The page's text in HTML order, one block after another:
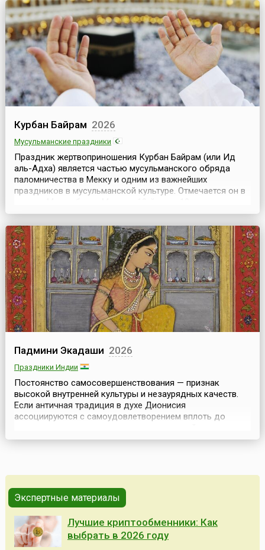
года.Впервые свой профессиональный праздник в 2009
году отмети...
Курбан Байрам 2026
Мусульманские праздники
Праздник жертвоприношения Курбан Байрам (или Ид
аль-Адха) является частью мусульманского обряда
паломничества в Мекку и одним из важнейших
праздников в мусульманской культуре. Отмечается он в
мусульманского лунного календаря Зуль-хиджа и
длится 2-3 дня. Поскольку дата праздника зависит от
лунного календаря, в разных странах дни празднования
могут о...
Падмини Экадаши 2026
Праздники Индии
Постоянство самосовершенствования — признак
высокой внутренней культуры и незаурядных качеств.
Если античная традиция в духе Дионисия
ассоциируются с самоудовлетворением вплоть до
традиция праздников преследует прямо
мире временных и преходящих ценностей, сфо...
Экспертные материалы
Лучшие криптообменники: Как
выбрать в 2026 году